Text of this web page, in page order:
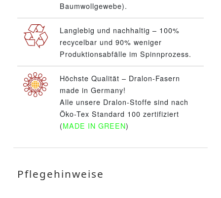
Baumwollgewebe).
Langlebig und nachhaltig – 100%
recycelbar und 90% weniger
Produktionsabfälle im Spinnprozess.
Höchste Qualität – Dralon-Fasern
made in Germany!
Alle unsere Dralon-Stoffe sind nach
Öko-Tex Standard 100 zertifiziert
(MADE IN GREEN)
Pflegehinweise